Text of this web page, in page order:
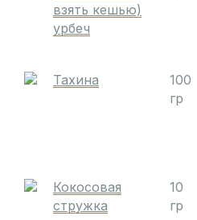
взять кешью)
урбеч
Тахина
100
гр
Кокосовая
стружка
10
гр